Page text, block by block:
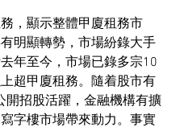
，顯示整體甲廈租務市
明顯轉勢，市場紛錄大手
年至今，市場已錄多宗10
超甲廈租務。隨着股市有
開招股活躍，金融機構有擴
字樓市場帶來動力。事實